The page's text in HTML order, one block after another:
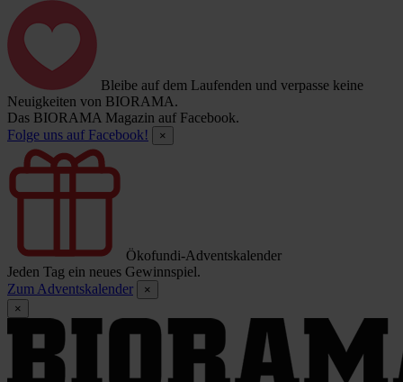
Bleibe auf dem Laufenden und verpasse keine
Neuigkeiten von BIORAMA.
Das BIORAMA Magazin auf Facebook.
Folge uns auf Facebook!
×
Ökofundi-Adventskalender
Jeden Tag ein neues Gewinnspiel.
Zum Adventskalender
×
×